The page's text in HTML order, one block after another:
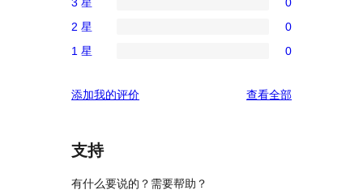
5
星
评
条
4
星
价
条
3
评
条
星
价
2 星 0
1
评
1 星 0
添加我的评价 查看全部评
支持
有什么要说的？需要帮助？